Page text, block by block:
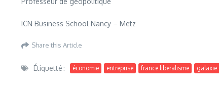
ICN Business School Nancy – Metz
Share this Article
Étiquetté : économie entreprise france liberalisme galaxie